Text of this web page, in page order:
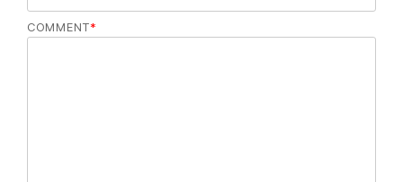
COMMENT*